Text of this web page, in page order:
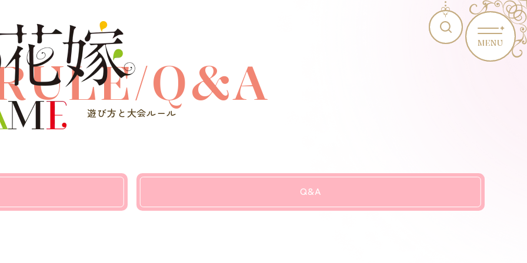
MENU
Q&A
遊び方と大会ルール
Q&A